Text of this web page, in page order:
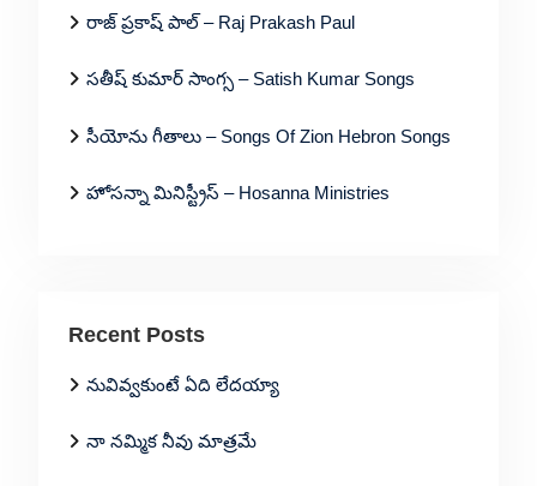
రాజ్ ప్రకాష్ పాల్ – Raj Prakash Paul
సతీష్ కుమార్ సాంగ్స – Satish Kumar Songs
సీయోను గీతాలు – Songs Of Zion Hebron Songs
హోసన్నా మినిస్ట్రీస్ – Hosanna Ministries
Recent Posts
నువివ్వకుంటే ఏది లేదయ్యా
నా నమ్మిక నీవు మాత్రమే